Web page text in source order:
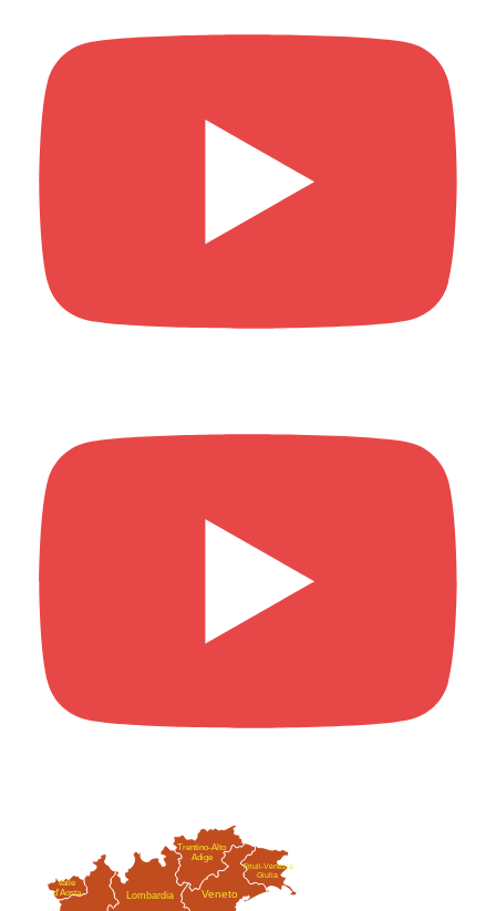
Valle
d'Aosta
Friuli-Venezia
Giulia
Lombardia
Trentino-Alto
Adige
Veneto